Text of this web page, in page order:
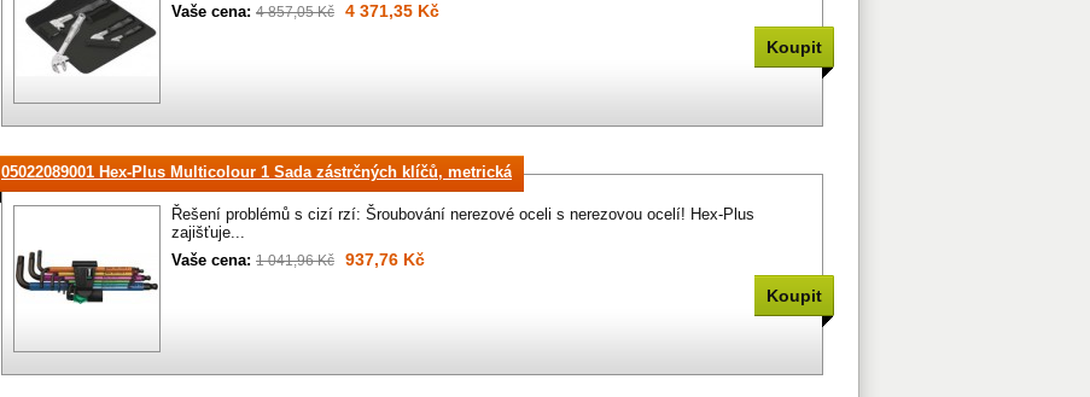
Vaše cena: 4 857,05 Kč 4 371,35 Kč
05022089001 Hex-Plus Multicolour 1 Sada zástrčných klíčů, metrická
Řešení problémů s cizí rzí: Šroubování nerezové oceli s nerezovou ocelí! Hex-Plus
zajišťuje...
Vaše cena: 1 041,96 Kč 937,76 Kč